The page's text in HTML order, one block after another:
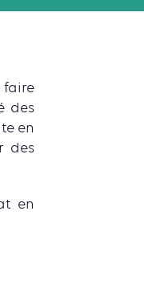
faire
des
en
des
en